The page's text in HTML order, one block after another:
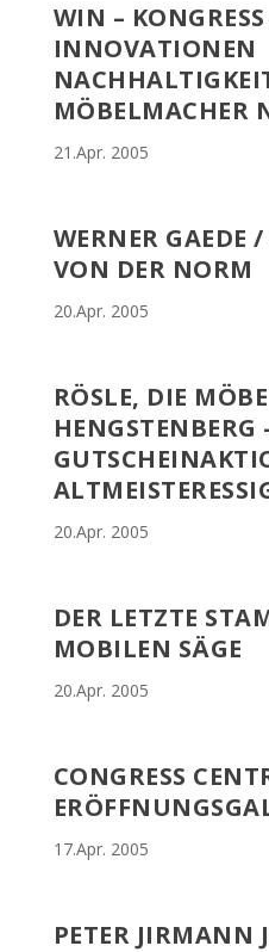
WIN – KONGRESS
INNOVATIONEN
MÖBELMACHER
21.Apr. 2005
WERNER GAEDE
VON DER NORM
20.Apr. 2005
RÖSLE, DIE
HENGSTENBERG
20.Apr. 2005
DER LETZTE
MOBILEN SÄGE
20.Apr. 2005
CONGRESS
17.Apr. 2005
PETER JIRMANN